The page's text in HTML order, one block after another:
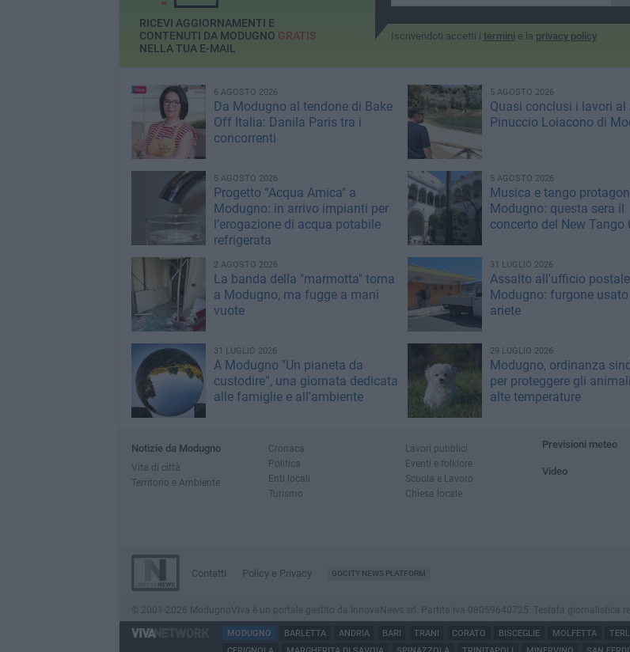
Iscrivendoti accetti i termini e la privacy policy
RICEVI AGGIORNAMENTI E
CONTENUTI DA MODUGNO GRATIS
NELLA TUA E-MAIL
6 AGOSTO 2026
Da Modugno al tendone di Bake
Off Italia: Danila Paris tra i
concorrenti
5 AGOSTO 2026
Quasi conclusi i lavori al
Pinuccio Loiacono di
5 AGOSTO 2026
Progetto “Acqua Amica" a
Modugno: in arrivo impianti per
l’erogazione di acqua potabile
refrigerata
5 AGOSTO 2026
Musica e tango
Modugno: questa sera il
concerto del New Tango
2 AGOSTO 2026
La banda della "marmotta" torna
a Modugno, ma fugge a mani
vuote
31 LUGLIO 2026
Assalto all'ufficio
Modugno: furgone
ariete
31 LUGLIO 2026
A Modugno "Un pianeta da
custodire”, una giornata dedicata
alle famiglie e all'ambiente
29 LUGLIO 2026
Modugno, ordinanza
per proteggere gli
alte temperature
Notizie da Modugno
Vita di città
Territorio e Ambiente
Cronaca
Politica
Enti locali
Turismo
Lavori pubblici
Eventi e folklore
Scuola e Lavoro
Chiesa locale
Previsioni meteo
Video
Contatti Policy e Privacy GOCITY NEWS PLATFORM
© 2001-2026 ModugnoViva è un portale gestito da InnovaNews srl. Partita iva 08059640725. Testata giornalistica
MODUGNO BARLETTA ANDRIA BARI TRANI CORATO BISCEGLIE MOLFETTA